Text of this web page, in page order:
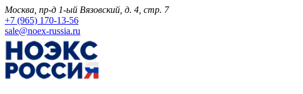
Москва, пр-д 1-ый Вязовский, д. 4, стр. 7
+7 (965) 170-13-56
sale@noex-russia.ru